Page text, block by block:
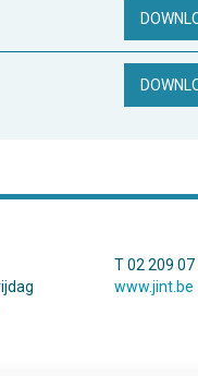
T 02 209 07
www.jint.be